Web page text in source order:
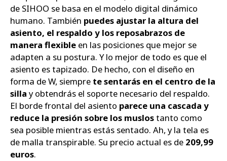
de SIHOO se basa en el modelo digital dinámico
humano. También puedes ajustar la altura del
asiento, el respaldo y los reposabrazos de
manera flexible en las posiciones que mejor se
adapten a su postura. Y lo mejor de todo es que el
asiento es tapizado. De hecho, con el diseño en
forma de W, siempre te sentarás en el centro de la
silla y obtendrás el soporte necesario del respaldo.
El borde frontal del asiento parece una cascada y
reduce la presión sobre los muslostanto como
sea posible mientras estás sentado. Ah, y la tela es
de malla transpirable. Su precio actual es de 209,99
euros.